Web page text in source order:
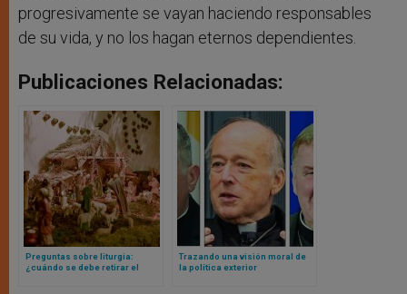
progresivamente se vayan haciendo responsables
de su vida, y no los hagan eternos dependientes.
Publicaciones Relacionadas:
Preguntas sobre liturgia:
¿cuándo se debe retirar el
Trazando una visión moral de
la política exterior